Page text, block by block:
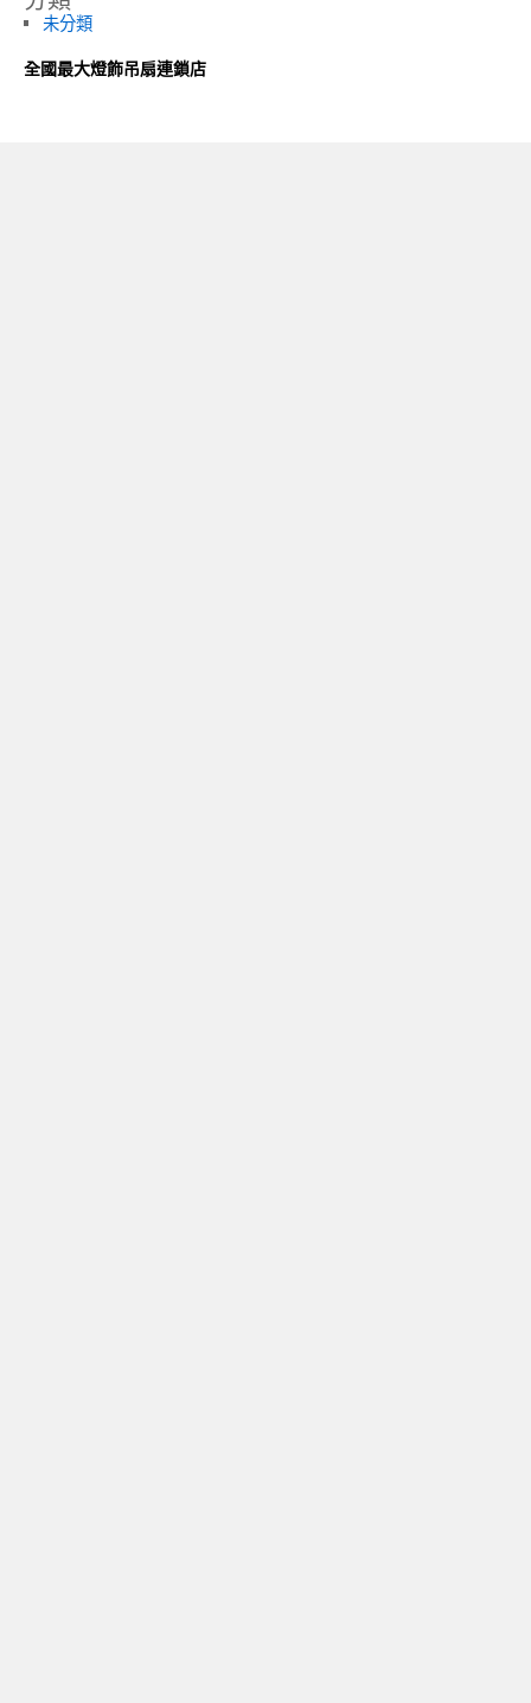
未分類
全國最大燈飾吊扇連鎖店